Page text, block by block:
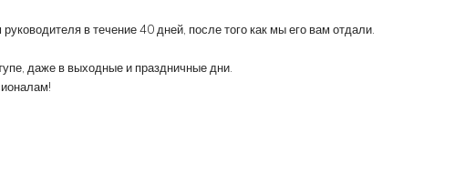
в течение 40 дней, после того как мы его вам отдали.
даже в выходные и праздничные дни.